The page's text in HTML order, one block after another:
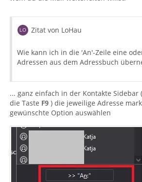
Zitat von LoHau
Wie kann ich in die 'An'-Zeile eine
Adressen aus dem Adressbuch
... ganz einfach in der Kontakte
die Taste F9 ) die jeweilige Adresse
gewünschte Option auswählen